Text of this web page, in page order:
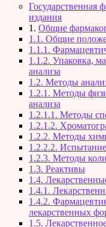
Государственная
издания
1. Общие
1.1. Общие
1.1.1.
1.1.2. Упаковка,
анализа
1.2. Методы
1.2.1. Методы
анализа
1.2.1.1. Методы
1.2.1.2.
1.2.2. Методы
1.2.2.2.
1.2.3. Методы
1.3. Реактивы
1.4.
1.4.1.
1.4.2.
лекарственных
1.5.